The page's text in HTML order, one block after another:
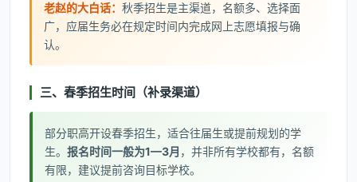
老赵的大白话： 秋季招生是主渠道，名额多、选择面
广，应届生务必在规定时间内完成网上志愿填报与确
认。
三、春季招生时间（补录渠道）
部分职高开设春季招生，适合往届生或提前规划的学
生。 报名时间一般为1—3月 ，并非所有学校都有，名额
有限，建议提前咨询目标学校。